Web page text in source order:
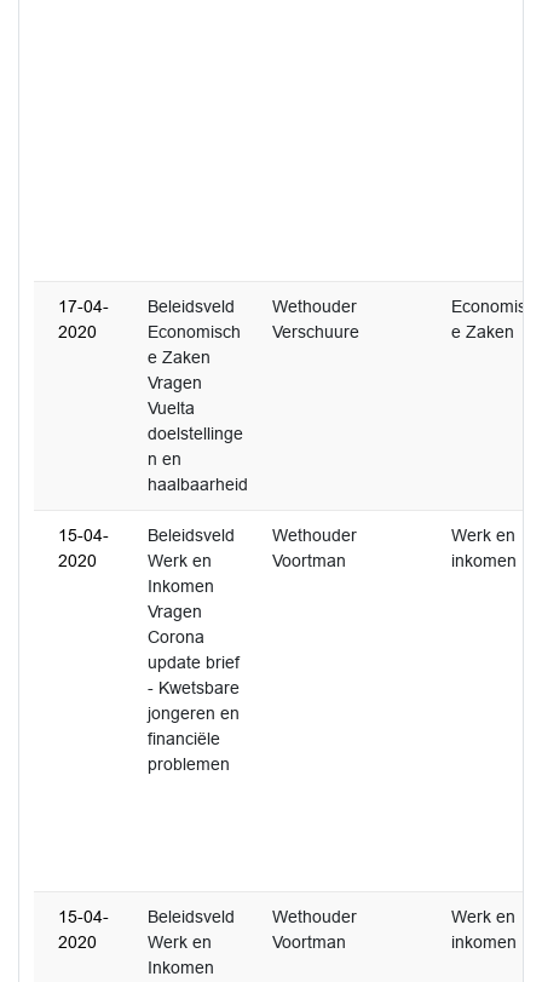
17-04-
2020
Beleidsveld
Economisch
e Zaken
Vragen
Vuelta
doelstellinge
n en
haalbaarheid
Wethouder
Verschuure
e Zaken
15-04-
2020
Beleidsveld
Werk en
Inkomen
Vragen
Corona
update brief
- Kwetsbare
jongeren en
financiële
problemen
Wethouder
Voortman
Werk en
inkomen
15-04-
2020
Beleidsveld
Werk en
Inkomen
Wethouder
Voortman
Werk en
inkomen